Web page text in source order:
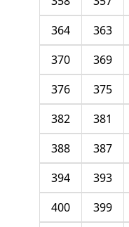
363
364
369
370
375
376
381
382
387
388
393
394
399
400